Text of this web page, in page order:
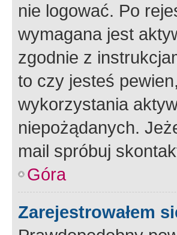
nie logować. Po
wymagana jest
zgodnie z
to czy jesteś
wykorzystania
niepożądanych.
mail spróbuj
Góra
Zarejestrowałem